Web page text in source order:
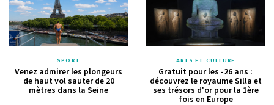
SPORT
Venez admirer les plongeurs
de haut vol sauter de 20
mètres dans la Seine
ARTS ET CULTURE
Gratuit pour les -26 ans :
découvrez le royaume Silla et
ses trésors d'or pour la 1ère
fois en Europe